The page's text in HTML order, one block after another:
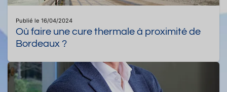
Publié le 16/04/2024
Où faire une cure thermale à proximité de
Bordeaux ?